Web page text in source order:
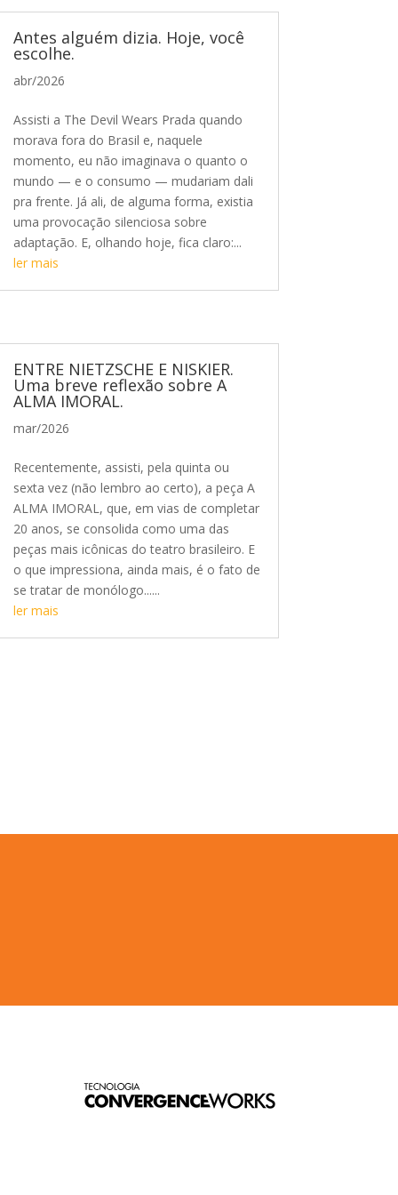
Antes alguém dizia. Hoje, você
escolhe.
abr/2026
Assisti a The Devil Wears Prada quando
morava fora do Brasil e, naquele
momento, eu não imaginava o quanto o
mundo — e o consumo — mudariam dali
pra frente. Já ali, de alguma forma, existia
uma provocação silenciosa sobre
adaptação. E, olhando hoje, fica claro:...
ler mais
ENTRE NIETZSCHE E NISKIER.
Uma breve reflexão sobre A
ALMA IMORAL.
mar/2026
Recentemente, assisti, pela quinta ou
sexta vez (não lembro ao certo), a peça A
ALMA IMORAL, que, em vias de completar
20 anos, se consolida como uma das
peças mais icônicas do teatro brasileiro. E
o que impressiona, ainda mais, é o fato de
se tratar de monólogo......
ler mais